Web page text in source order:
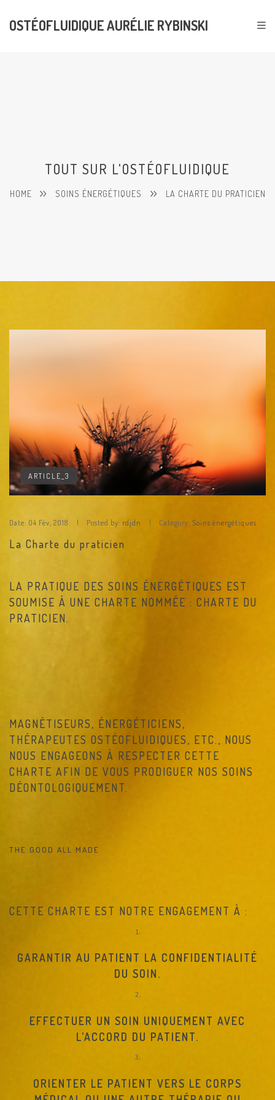
OSTÉOFLUIDIQUE AURÉLIE RYBINSKI
TOUT SUR L'OSTÉOFLUIDIQUE
HOME SOINS ÉNERGÉTIQUES LA CHARTE DU PRATICIEN
ARTICLE_3
Date: 04 Fév, 2018 Posted by: rdjdn Category: Soins énergétiques
La Charte du praticien
LA PRATIQUE DES SOINS ÉNERGÉTIQUES EST
SOUMISE À UNE CHARTE NOMMÉE : CHARTE DU
PRATICIEN.
MAGNÉTISEURS, ÉNERGÉTICIENS,
THÉRAPEUTES OSTÉOFLUIDIQUES, ETC., NOUS
NOUS ENGAGEONS À RESPECTER CETTE
CHARTE AFIN DE VOUS PRODIGUER NOS SOINS
DÉONTOLOGIQUEMENT.
THE GOOD ALL MADE
CETTE CHARTE EST NOTRE ENGAGEMENT À :
GARANTIR AU PATIENT LA CONFIDENTIALITÉ
DU SOIN.
EFFECTUER UN SOIN UNIQUEMENT AVEC
L’ACCORD DU PATIENT.
ORIENTER LE PATIENT VERS LE CORPS